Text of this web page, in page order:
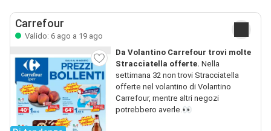
Carrefour
Valido: 6 ago a 19 ago
Da Volantino Carrefour trovi molte
Stracciatella offerte. Nella
settimana 32 non trovi Stracciatella
offerte nel volantino di Volantino
Carrefour, mentre altri negozi
potrebbero averle.👀